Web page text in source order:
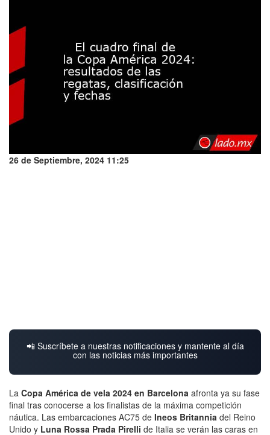
26 de Septiembre, 2024 11:25
📲 Suscríbete a nuestras notificaciones y mantente al día
con las noticias más importantes
La Copa América de vela 2024 en Barcelona afronta ya su fase
final tras conocerse a los finalistas de la máxima competición
náutica. Las embarcaciones AC75 de Ineos Britannia del Reino
Unido y Luna Rossa Prada Pirelli de Italia se verán las caras en